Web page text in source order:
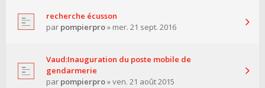
recherche écusson
par pompierpro» mer. 21 sept. 2016
Vaud:Inauguration du poste mobile de
gendarmerie
par pompierpro» ven. 21 août 2015